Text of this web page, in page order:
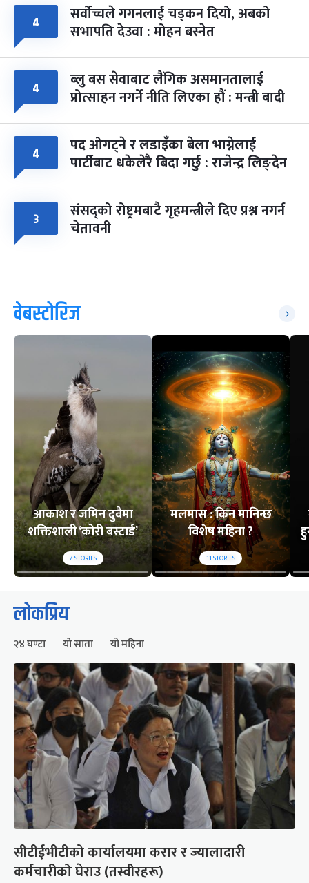
४ सर्वोच्चले गगनलाई चड्कन दियो, अबको
सभापति देउवा : मोहन बस्नेत
४ ब्लु बस सेवाबाट लैंगिक असमानतालाई
प्रोत्साहन नगर्ने नीति लिएका हौं : मन्त्री बादी
४ पद ओगट्ने र लडाइँका बेला भाग्नेलाई
पार्टीबाट धकेलेरै बिदा गर्छु : राजेन्द्र लिङ्देन
३ संसद्को रोष्ट्रमबाटै गृहमन्त्रीले दिए प्रश्न नगर्न
चेतावनी
वेबस्टोरिज
आकाश र जमिन दुवैमा
शक्तिशाली ‘कोरी बस्टार्ड’
7STORIES
मलमास : किन मानिन्छ
विशेष महिना ?
11STORIES
लोकप्रिय
२४ घण्टा यो साता यो महिना
सीटीईभीटीको कार्यालयमा करार र ज्यालादारी
कर्मचारीको घेराउ (तस्वीरहरू)